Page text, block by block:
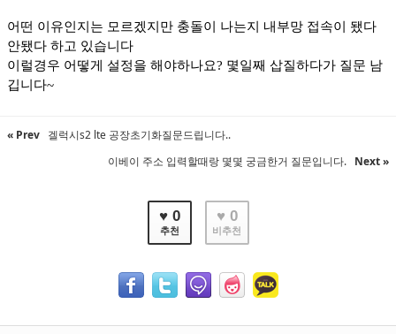
어떤 이유인지는 모르겠지만 충돌이 나는지 내부망 접속이 됐다
안됐다 하고 있습니다
이럴경우 어떻게 설정을 해야하나요? 몇일째 삽질하다가 질문 남
깁니다~
« Prev 겔럭시s2 lte 공장초기화질문드립니다..
이베이 주소 입력할때랑 몇몇 궁금한거 질문입니다. Next »
♥ 0
추천
♥ 0
비추천